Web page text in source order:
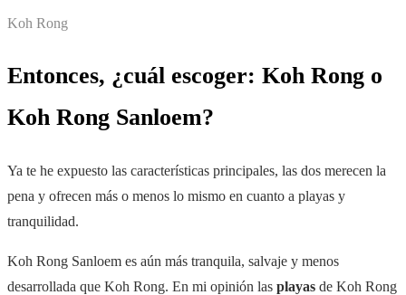
Koh Rong
Entonces, ¿cuál escoger: Koh Rong o
Koh Rong Sanloem?
Ya te he expuesto las características principales, las dos merecen la
pena y ofrecen más o menos lo mismo en cuanto a playas y
tranquilidad.
Koh Rong Sanloem es aún más tranquila, salvaje y menos
desarrollada que Koh Rong. En mi opinión las playas de Koh Rong